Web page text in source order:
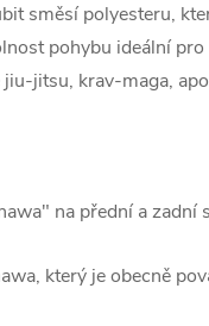
směsí polyesteru,
pohybu ideální
jitsu, krav-maga,
na přední a zadní
který je obecně